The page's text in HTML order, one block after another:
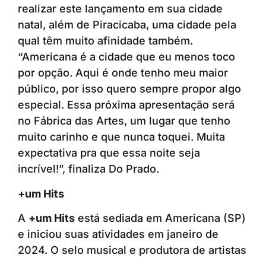
realizar este lançamento em sua cidade
natal, além de Piracicaba, uma cidade pela
qual têm muito afinidade também.
“Americana é a cidade que eu menos toco
por opção. Aqui é onde tenho meu maior
público, por isso quero sempre propor algo
especial. Essa próxima apresentação será
no Fábrica das Artes, um lugar que tenho
muito carinho e que nunca toquei. Muita
expectativa pra que essa noite seja
incrível!”, finaliza Do Prado.
+um Hits
A +um Hits está sediada em Americana (SP)
e iniciou suas atividades em janeiro de
2024. O selo musical e produtora de artistas